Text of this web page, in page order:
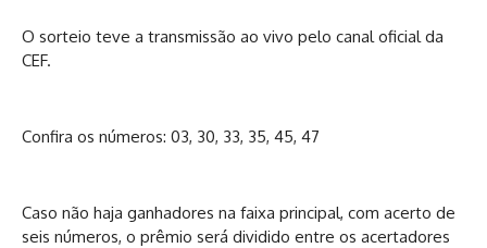
O sorteio teve a transmissão ao vivo pelo canal oficial da
CEF.
Confira os números: 03, 30, 33, 35, 45, 47
Caso não haja ganhadores na faixa principal, com acerto de
seis números, o prêmio será dividido entre os acertadores